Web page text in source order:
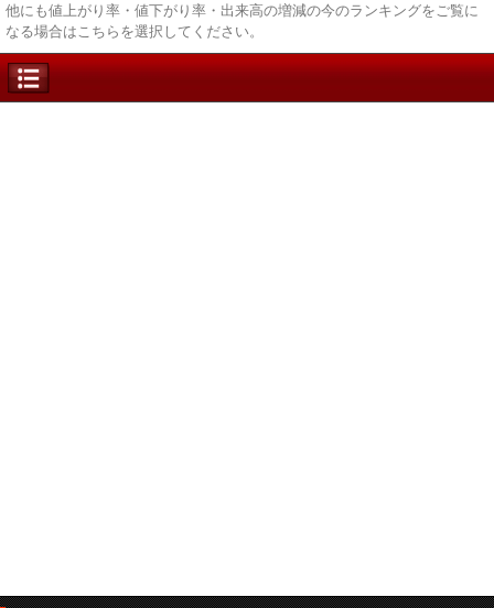
他にも値上がり率・値下がり率・出来高の増減の今のランキングをご覧に
なる場合はこちらを選択してください。